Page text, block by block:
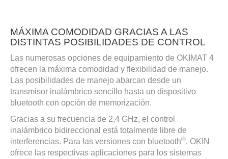
MÁXIMA COMODIDAD GRACIAS A LAS
DISTINTAS POSIBILIDADES DE CONTROL
Las numerosas opciones de equipamiento de OKIMAT 4
ofrecen la máxima comodidad y flexibilidad de manejo.
Las posibilidades de manejo abarcan desde un
transmisor inalámbrico sencillo hasta un dispositivo
bluetooth con opción de memorización.
Gracias a su frecuencia de 2,4 GHz, el control
inalámbrico bidireccional está totalmente libre de
interferencias. Para las versiones con bluetooth®, OKIN
ofrece las respectivas aplicaciones para los sistemas